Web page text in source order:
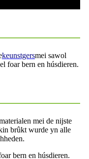
keunstgersmei sawol
foar bern en húsdieren.
mei de nijste
brûkt wurde yn alle
bern en húsdieren.